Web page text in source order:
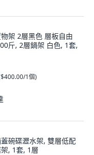
架 2層黑色 層板自由
斤, 2層鍋架 白色, 1套,
$400.00/1個)
碗碟瀝水架, 雙層低配
, 1套, 1層